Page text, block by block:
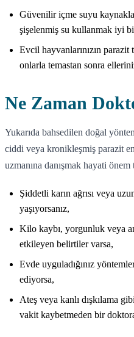
Güvenilir içme suyu
şişelenmiş su kullanmak iyi
Evcil hayvanlarınızın
onlarla temastan sonra
Ne Zaman
Yukarıda bahsedilen doğal
ciddi veya kronikleşmiş parazit
uzmanına danışmak hayati önem
Şiddetli karın ağrısı veya
yaşıyorsanız,
Kilo kaybı, yorgunluk veya
etkileyen belirtiler varsa,
Evde uyguladığınız
ediyorsa,
Ateş veya kanlı dışkılama
vakit kaybetmeden bir doktora